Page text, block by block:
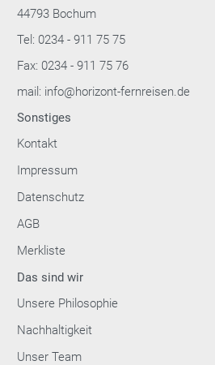
44793 Bochum
Tel: 0234 - 911 75 75
Fax: 0234 - 911 75 76
mail: info@horizont-fernreisen.de
Sonstiges
Kontakt
Impressum
Datenschutz
AGB
Merkliste
Das sind wir
Unsere Philosophie
Nachhaltigkeit
Unser Team